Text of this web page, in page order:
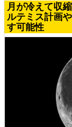
月が冷えて収
ルテミス計画
す可能性